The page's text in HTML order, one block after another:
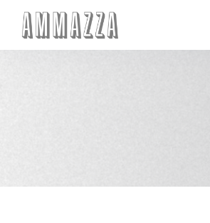
Personalización de sus opciones de cookies